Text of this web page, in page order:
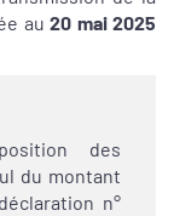
au20 mai 2025
des
du montant
n°